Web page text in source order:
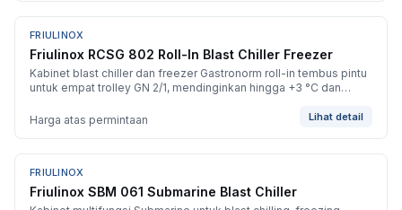
BARU
FRIULINOX
Friulinox RCSG 802 Roll-In Blast Chiller Freezer
Kabinet blast chiller dan freezer Gastronorm roll-in tembus pintu
untuk empat trolley GN 2/1, mendinginkan hingga +3 °C dan
Harga atas permintaan
Lihat detail
BARU
FRIULINOX
Friulinox SBM 061 Submarine Blast Chiller